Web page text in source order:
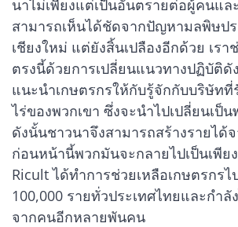
นาไม่เพียงแต่เป็นอันตรายต่อผู้คนแ
สามารถเห็นได้ชัดจากปัญหามลพิษป
เชียงใหม่ แต่ยังสิ้นเปลืองอีกด้วย เร
ตรงนี้ด้วยการเปลี่ยนแนวทางปฏิบัติดั
แนะนำเกษตรกรให้กับรู้จักกับบริษัท
ไร่ของพวกเขา ซึ่งจะนำไปเปลี่ยนเป็
ดังนั้นชาวนาจึงสามารถสร้างรายได้
ก่อนหน้านี้พวกมันจะกลายไปเป็นเพีย
Ricult ได้ทำการช่วยเหลือเกษตรกรไ
100,000 รายทั่วประเทศไทยและกำ
จากคนอีกหลายพันคน